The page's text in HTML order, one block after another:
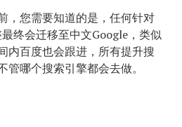
，您需要知道的是，任何针对
终会迁移至中文Google，类似
内百度也会跟进，所有提升搜
哪个搜索引擎都会去做。